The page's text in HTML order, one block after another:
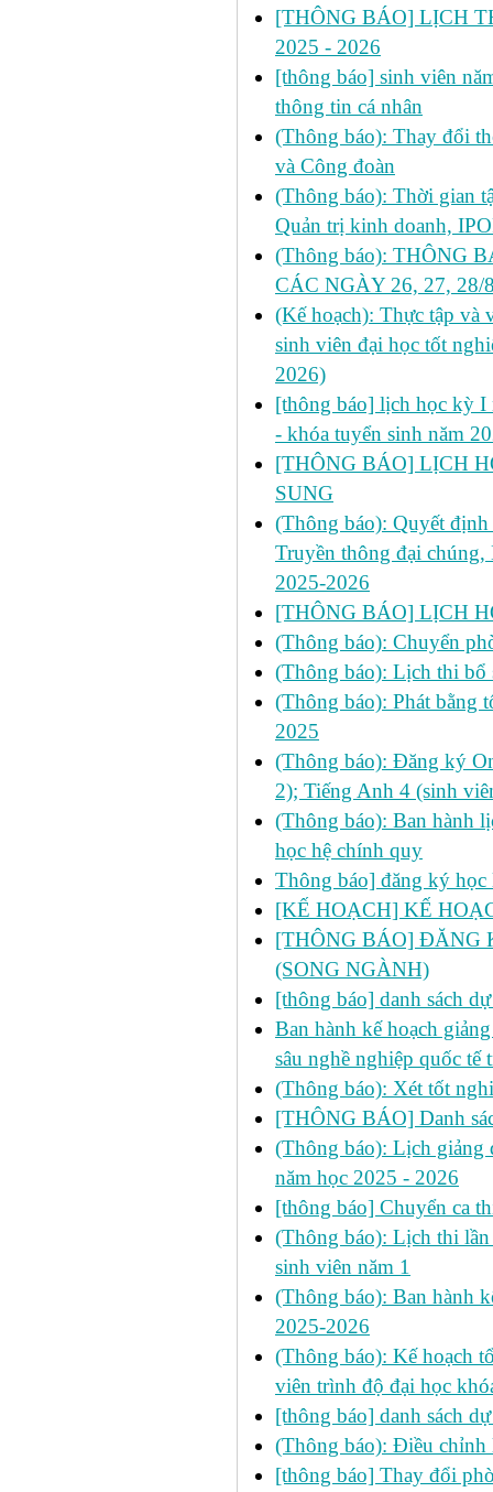
[THÔNG BÁO] LỊCH
2025 - 2026
[thông báo] sinh viên
thông tin cá nhân
(Thông báo): Thay đổi
và Công đoàn
(Thông báo): Thời gian
Quản trị kinh doanh,
(Thông báo): THÔNG
CÁC NGÀY 26, 27,
(Kế hoạch): Thực tập và
sinh viên đại học tốt
2026)
[thông báo] lịch học kỳ I
- khóa tuyển sinh năm
[THÔNG BÁO] LỊCH
SUNG
(Thông báo): Quyết định
Truyền thông đại
2025-2026
[THÔNG BÁO] LỊCH
(Thông báo): Chuyển
(Thông báo): Lịch thi bổ
(Thông báo): Phát bằng
2025
(Thông báo): Đăng ký
2); Tiếng Anh 4 (sinh
(Thông báo): Ban hành
học hệ chính quy
Thông báo] đăng ký
[KẾ HOẠCH] KẾ
[THÔNG BÁO] ĐĂNG
(SONG NGÀNH)
[thông báo] danh sách
Ban hành kế hoạch
sâu nghề nghiệp quốc
(Thông báo): Xét tốt
[THÔNG BÁO] Danh
(Thông báo): Lịch giảng
năm học 2025 - 2026
[thông báo] Chuyển ca
(Thông báo): Lịch thi
sinh viên năm 1
(Thông báo): Ban hành
2025-2026
(Thông báo): Kế hoạch
viên trình độ đại học
[thông báo] danh sách
(Thông báo): Điều
[thông báo] Thay đổi